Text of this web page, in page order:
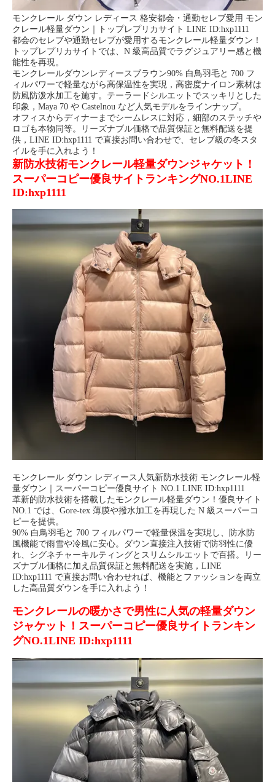
モンクレール ダウン レディース 格安都会・通勤セレブ愛用 モン
クレール軽量ダウン｜トップレプリカサイト LINE ID:hxp1111
都会のセレブや通勤セレブが愛用するモンクレール軽量ダウン！
トップレプリカサイトでは、N 級高品質でラグジュアリー感と機
能性を再現。
モンクレールダウンレディースブラウン90% 白鳥羽毛と 700 フ
ィルパワーで軽量ながら高保温性を実現，高密度ナイロン素材は
防風防泼水加工を施す。テーラードシルエットでスッキリとした
印象，Maya 70 や Castelnou など人気モデルをラインナップ。
オフィスからディナーまでシームレスに対応，細部のステッチや
ロゴも本物同等。リーズナブル価格で品質保証と無料配送を提
供，LINE ID:hxp1111 で直接お問い合わせで、セレブ級の冬スタ
イルを手に入れよう！
新防水技術モンクレール軽量ダウンジャケット！
スーパーコピー優良サイトランキングNO.1LINE
ID:hxp1111
モンクレール ダウン レディース人気新防水技術 モンクレール軽
量ダウン｜スーパーコピー優良サイト NO.1 LINE ID:hxp1111
革新的防水技術を搭載したモンクレール軽量ダウン！優良サイト
NO.1 では、Gore-tex 薄膜や撥水加工を再現した N 級スーパーコ
ピーを提供。
90% 白鳥羽毛と 700 フィルパワーで軽量保温を実現し、防水防
風機能で雨雪や冷風に安心。ダウン直接注入技術で防羽性に優
れ、シグネチャーキルティングとスリムシルエットで百搭。リー
ズナブル価格に加え品質保証と無料配送を実施，LINE
ID:hxp1111 で直接お問い合わせれば、機能とファッションを両立
した高品質ダウンを手に入れよう！
モンクレールの暖かさで男性に人気の軽量ダウン
ジャケット！スーパーコピー優良サイトランキン
グNO.1LINE ID:hxp1111